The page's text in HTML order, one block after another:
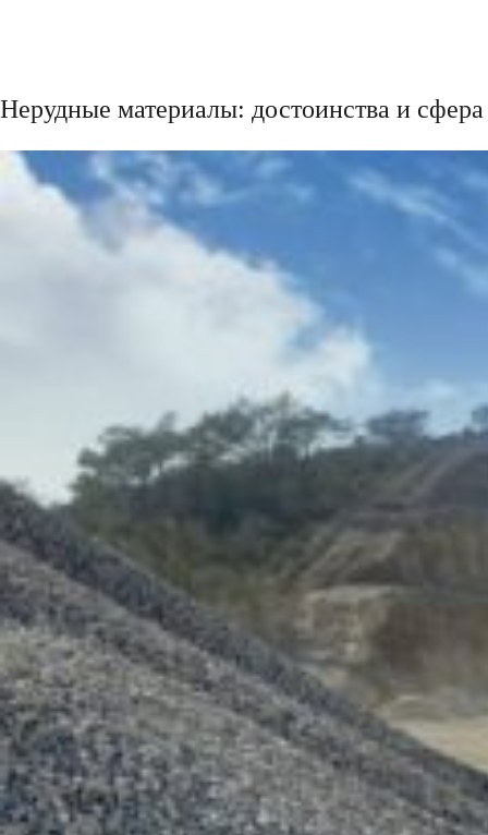
Нерудные материалы: достоинства и